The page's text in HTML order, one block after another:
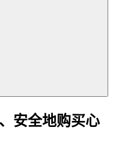
安全地购买心